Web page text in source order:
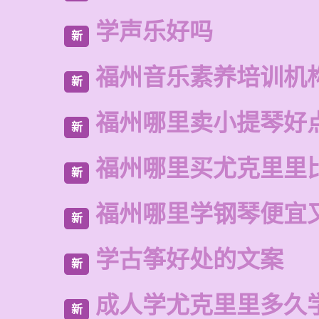
新 学声乐好吗
新 福州音乐素养培训机
新 福州哪里卖小提琴好
新 福州哪里买尤克里里
新 福州哪里学钢琴便宜
新 学古筝好处的文案
新 成人学尤克里里多久